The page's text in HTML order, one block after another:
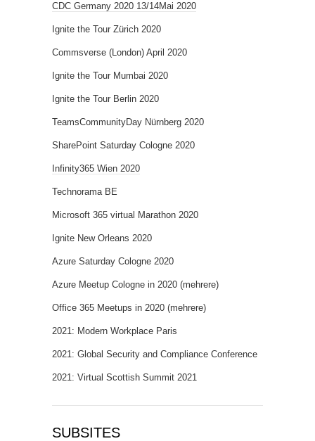
CDC Germany 2020 13/14Mai 2020
Ignite the Tour Zürich 2020
Commsverse (London) April 2020
Ignite the Tour Mumbai 2020
Ignite the Tour Berlin 2020
TeamsCommunityDay Nürnberg 2020
SharePoint Saturday Cologne 2020
Infinity365 Wien 2020
Technorama BE
Microsoft 365 virtual Marathon 2020
Ignite New Orleans 2020
Azure Saturday Cologne 2020
Azure Meetup Cologne in 2020 (mehrere)
Office 365 Meetups in 2020 (mehrere)
2021: Modern Workplace Paris
2021: Global Security and Compliance Conference
2021: Virtual Scottish Summit 2021
SUBSITES